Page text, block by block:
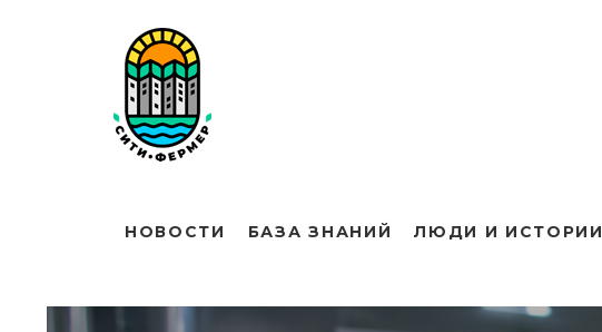
НОВОСТИ БАЗА ЗНАНИЙ ЛЮДИ И ИСТОРИИ